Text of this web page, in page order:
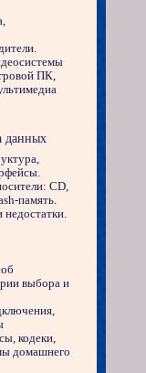
ПК,
данных
CD,
память.
выбора и
кодеки,
домашнего